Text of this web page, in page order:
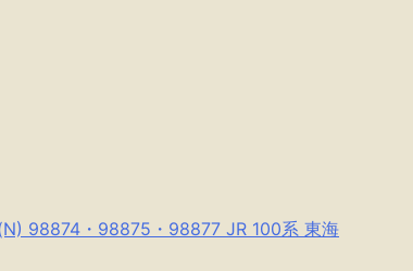
98874・98875・98877 JR 100系 東海